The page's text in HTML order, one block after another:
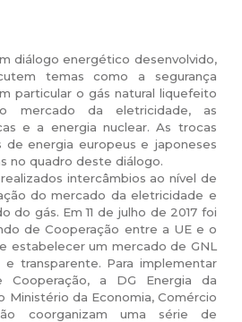
diálogo energético desenvolvido,
temas como a segurança
particular o gás natural liquefeito
mercado da eletricidade, as
e a energia nuclear. As trocas
de energia europeus e japoneses
no quadro deste diálogo.
intercâmbios ao nível de
do mercado da eletricidade e
do gás. Em 11 de julho de 2017 foi
de Cooperação entre a UE e o
estabelecer um mercado de GNL
e transparente. Para implementar
Cooperação, a DG Energia da
Ministério da Economia, Comércio
coorganizam uma série de